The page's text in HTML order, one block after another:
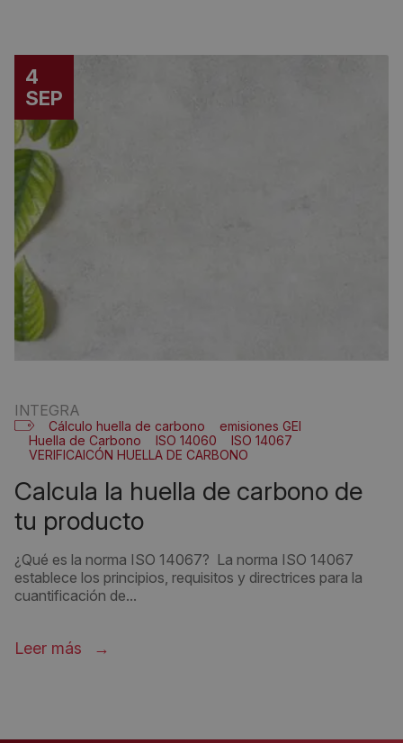
4
SEP
INTEGRA
Cálculo huella de carbono
emisiones GEI
Huella de Carbono
ISO 14060
ISO 14067
VERIFICAICÓN HUELLA DE CARBONO
calcula la huella de carbono de
tu producto
¿Qué es la norma ISO 14067? La norma ISO 14067
establece los principios, requisitos y directrices para la
cuantificación de...
Leer más